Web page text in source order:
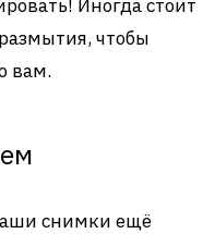
Иногда стоит
чтобы
вам.
снимки ещё